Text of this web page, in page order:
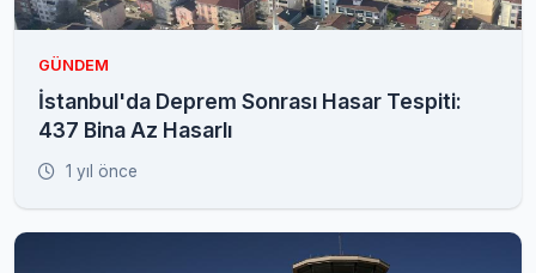
GÜNDEM
İstanbul'da Deprem Sonrası Hasar Tespiti:
437 Bina Az Hasarlı
1 yıl önce